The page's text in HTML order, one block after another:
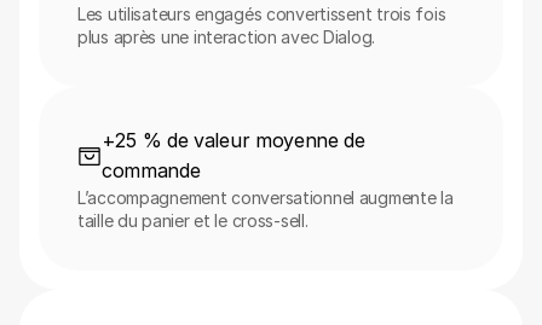
Les utilisateurs engagés convertissent trois fois
plus après une interaction avec Dialog.
+25 % de valeur moyenne de
commande
L’accompagnement conversationnel augmente la
taille du panier et le cross-sell.